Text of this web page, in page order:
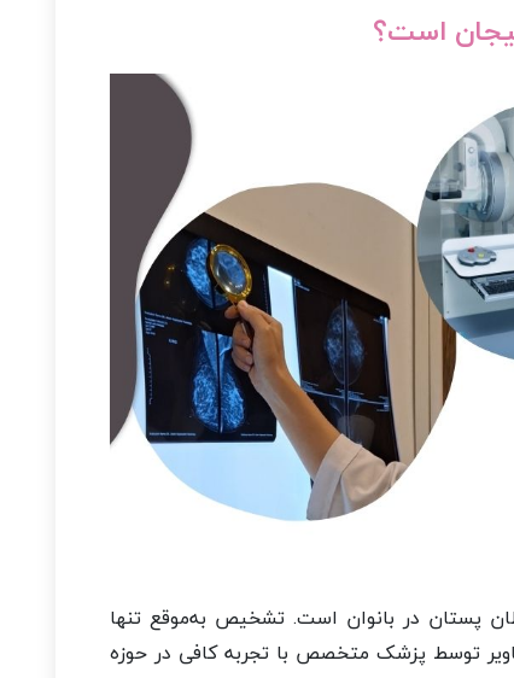
است؟
پستان در بانوان است. تشخیص به‌موقع تنها
توسط پزشک متخصص با تجربه کافی در حوزه